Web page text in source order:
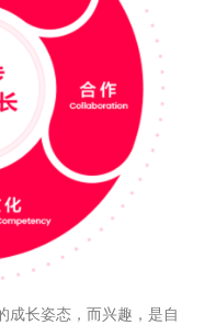
成长姿态，而兴趣，是自